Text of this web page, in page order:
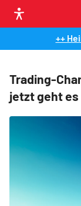
++
Trading-
jetzt geht